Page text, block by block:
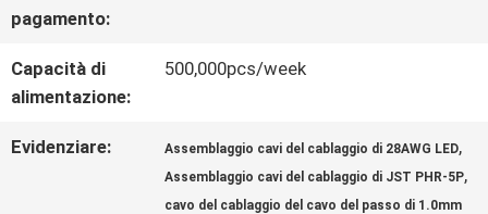
NOTIZIE
CASI
pagamento:
Capacità di
alimentazione:
500,000pcs/week
Evidenziare: Assemblaggio cavi del cablaggio di 28AWG LED,
Assemblaggio cavi del cablaggio di JST PHR-5P,
cavo del cablaggio del cavo del passo di 1.0mm